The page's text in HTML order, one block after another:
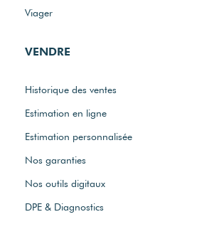
Viager
VENDRE
Historique des ventes
Estimation en ligne
Estimation personnalisée
Nos garanties
Nos outils digitaux
DPE & Diagnostics